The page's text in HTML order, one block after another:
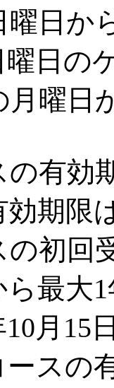
曜日か
ー
月曜日
の有効
期限
初回
最大
月15
スの